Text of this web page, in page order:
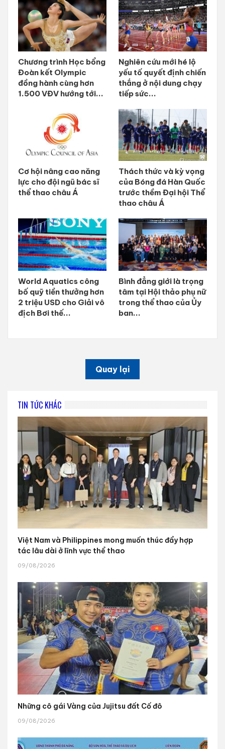
Chương trình Học bổng
Đoàn kết Olympic
đồng hành cùng hơn
1.500 VĐV hướng tới...
Nghiên cứu mới hé lộ
yếu tố quyết định chiến
thắng ở nội dung chạy
tiếp sức...
Cơ hội nâng cao năng
lực cho đội ngũ bác sĩ
thể thao châu Á
Thách thức và kỳ vọng
của Bóng đá Hàn Quốc
trước thềm Đại hội Thể
thao châu Á
World Aquatics công
bố quỹ tiền thưởng hơn
2 triệu USD cho Giải vô
địch Bơi thế...
Bình đẳng giới là trọng
tâm tại Hội thảo phụ nữ
trong thể thao của Ủy
ban...
Quay lại
TIN TỨC KHÁC
Việt Nam và Philippines mong muốn thúc đẩy hợp
tác lâu dài ở lĩnh vực thể thao
09/08/2026
Những cô gái Vàng của Jujitsu đất Cố đô
09/08/2026